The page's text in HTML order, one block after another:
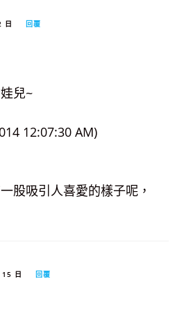
日 回覆
兒~
12:07:30 AM)
股吸引人喜愛的樣子呢，
日 回覆